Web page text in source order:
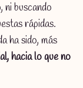
ni buscando
rápidas.
ha sido, más
hacia lo que no